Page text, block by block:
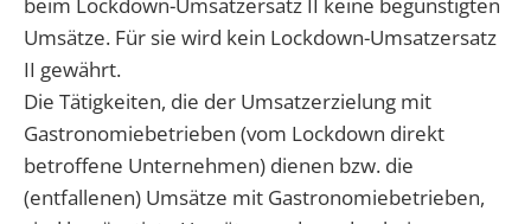
Umsätze. Für sie wird kein Lockdown-Umsatzersatz
II gewährt.
Die Tätigkeiten, die der Umsatzerzielung mit
Gastronomiebetrieben (vom Lockdown direkt
betroffene Unternehmen) dienen bzw. die
(entfallenen) Umsätze mit Gastronomiebetrieben,